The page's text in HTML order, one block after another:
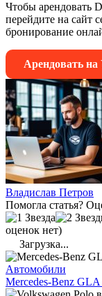
Чтобы арендовать
перейдите на сайт
бронирование
Арендовать на
Владислав Петров
Помогла статья?
оценок нет)
Загрузка...
Автомобили
Mercedes-Benz